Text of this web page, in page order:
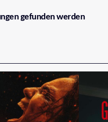
gefunden werden